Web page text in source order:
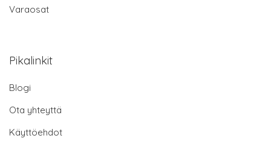
Varaosat
Pikalinkit
Blogi
Ota yhteyttä
Käyttöehdot